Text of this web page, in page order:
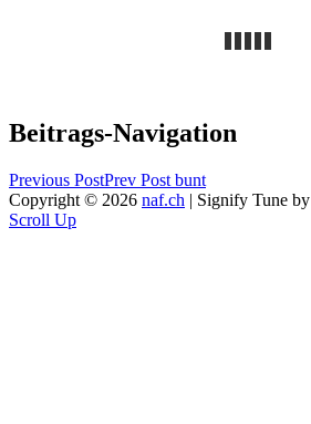
Beitrags-Navigation
Previous PostPrev Post bunt
Copyright © 2026 naf.ch | Signify Tune by
Scroll Up